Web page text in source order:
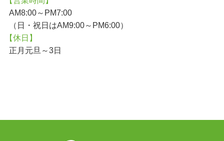
AM8:00～PM7:00
（日・祝日はAM9:00～PM6:00）
【休日】
正月元旦～3日